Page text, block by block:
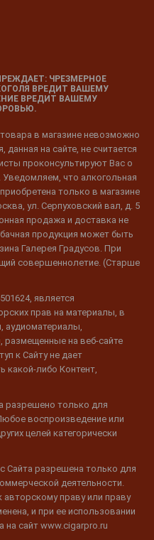
ЧРЕЗМЕРНОЕ
ВРЕДИТ ВАШЕМУ
ВРЕДИТ ВАШЕМУ
в магазине невозможно
на сайте, не считается
проконсультируют Вас о
Уведомляем, что алкогольная
только в магазине
ул. Серпуховский вал, д. 5
продажа и доставка не
продукция может быть
Галерея Градусов. При
совершеннолетие. (Старше
является
прав на материалы, в
аудиоматериалы,
размещенные на веб-сайте
к Сайту не дает
какой-либо Контент,
разрешено только для
воспроизведение или
целей категорически
Сайта разрешена только для
деятельности.
праву или праву
и при ее использовании
на сайт www.cigarpro.ru